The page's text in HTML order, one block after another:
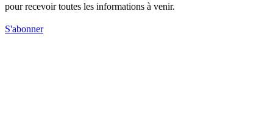
pour recevoir toutes les informations à venir.
S'abonner